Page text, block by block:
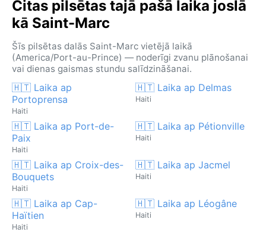
Citas pilsētas tajā pašā laika joslā
kā Saint-Marc
Šīs pilsētas dalās Saint-Marc vietējā laikā
(America/Port-au-Prince) — noderīgi zvanu plānošanai
vai dienas gaismas stundu salīdzināšanai.
🇭🇹 Laika ap
Portoprensa
Haiti
🇭🇹 Laika ap Delmas
Haiti
🇭🇹 Laika ap Port-de-
Paix
Haiti
🇭🇹 Laika ap Pétionville
Haiti
🇭🇹 Laika ap Croix-des-
Bouquets
Haiti
🇭🇹 Laika ap Jacmel
Haiti
🇭🇹 Laika ap Cap-
Haïtien
Haiti
🇭🇹 Laika ap Léogâne
Haiti